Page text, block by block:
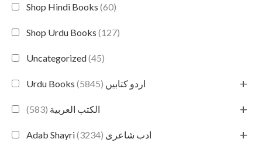
Shop Hindi Books (60)
Shop Urdu Books (127)
Uncategorized(45)
Urdu Books اردو کتابیں (5845) +
الكتب العربية (583) +
Adab Shayri ادب شاعری (3234) +